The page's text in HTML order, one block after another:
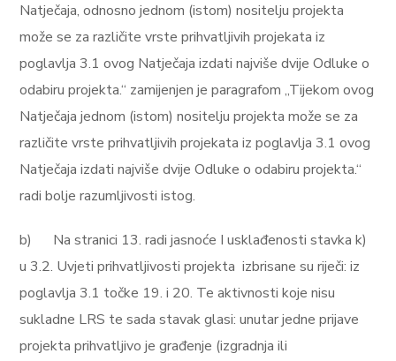
Natječaja, odnosno jednom (istom) nositelju projekta
može se za različite vrste prihvatljivih projekata iz
poglavlja 3.1 ovog Natječaja izdati najviše dvije Odluke o
odabiru projekta.“ zamijenjen je paragrafom „Tijekom ovog
Natječaja jednom (istom) nositelju projekta može se za
različite vrste prihvatljivih projekata iz poglavlja 3.1 ovog
Natječaja izdati najviše dvije Odluke o odabiru projekta.“
radi bolje razumljivosti istog.
b)
Na stranici 13. radi jasnoće I usklađenosti stavka k)
u 3.2. Uvjeti prihvatljivosti projekta izbrisane su riječi:iz
poglavlja 3.1 točke 19. i 20. Te aktivnosti koje nisu
sukladne LRS te sada stavak glasi:unutar jedne prijave
projekta prihvatljivo je građenje (izgradnja ili